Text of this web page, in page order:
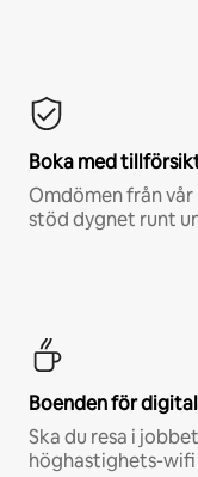
Boka med
Omdömen från
stöd dygnet runt
Boenden för
Ska du resa i
höghastighets-